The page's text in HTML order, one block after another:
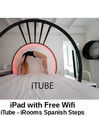
iPad with Free Wifi
iTube - iRooms Spanish Steps